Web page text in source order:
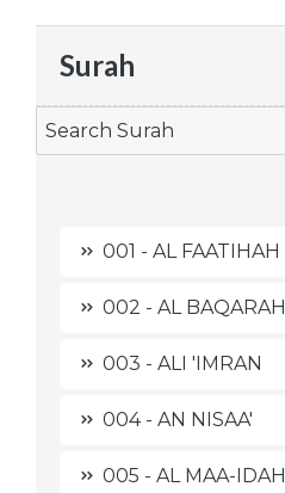
Surah
001 - AL FAATIHAH
002 - AL BAQARAH
003 - ALI 'IMRAN
004 - AN NISAA'
005 - AL MAA-IDAH